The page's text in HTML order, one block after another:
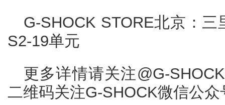
G-SHOCK STORE北京：
S2-19单元
更多详情请关注@G-
二维码关注G-SHOCK微信公众